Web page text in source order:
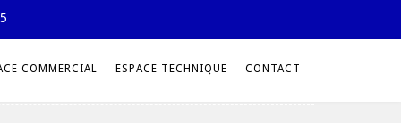
COMMERCIAL ESPACE TECHNIQUE CONTACT